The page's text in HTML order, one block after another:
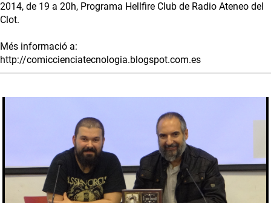
2014, de 19 a 20h, Programa Hellfire Club de Radio Ateneo del
Clot.
Més informació a:
http://comiccienciatecnologia.blogspot.com.es